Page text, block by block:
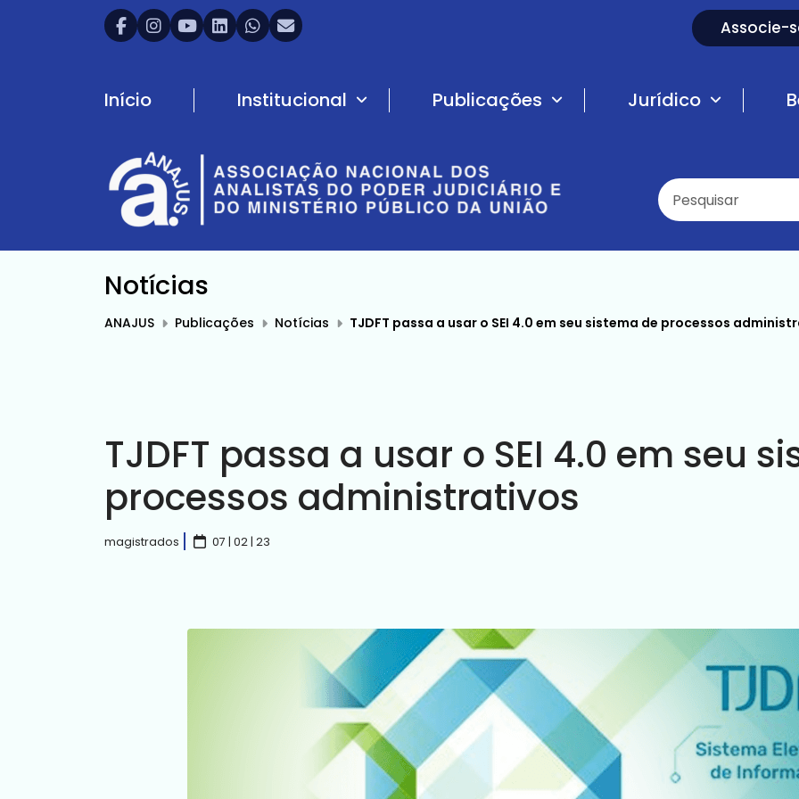
Associe-
Início Institucional Publicações Jurídico
Notícias
ANAJUS Publicações Notícias TJDFT passa a usar o SEI 4.0 em seu sistema de processos
TJDFT passa a usar o SEI 4.0 em seu
processos administrativos
magistrados 07 | 02 | 23